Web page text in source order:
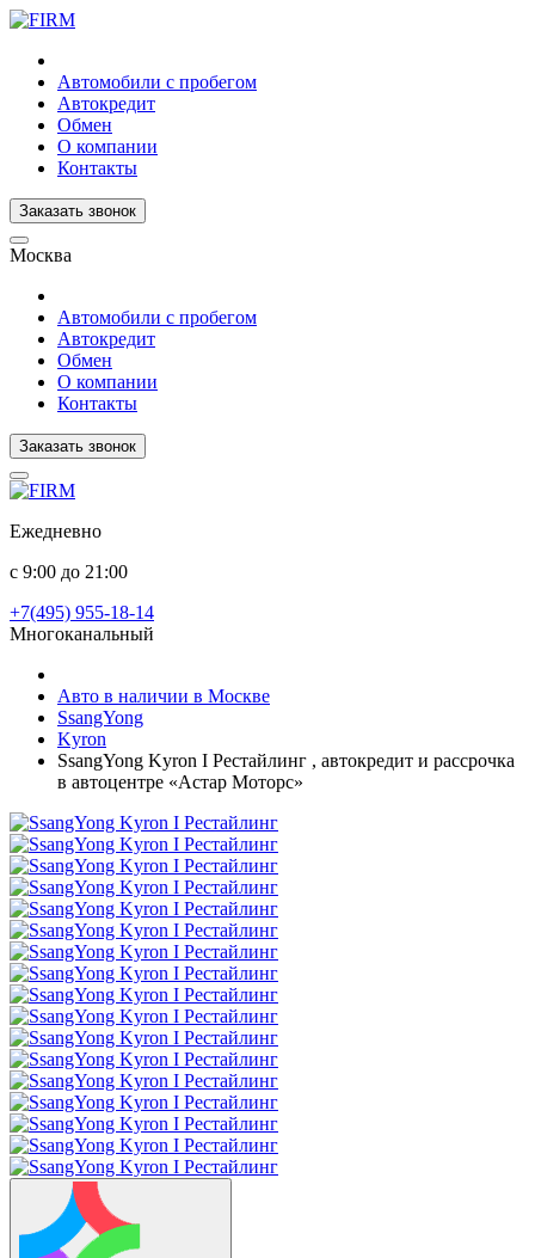
Автомобили с пробегом
Автокредит
Обмен
О компании
Контакты
Заказать звонок
Москва
Автомобили с пробегом
Автокредит
Обмен
О компании
Контакты
Заказать звонок
Ежедневно
с 9:00 до 21:00
+7(495) 955-18-14
Многоканальный
Авто в наличии в Москве
SsangYong
Kyron
SsangYong Kyron I Рестайлинг , автокредит и рассрочка
в автоцентре «Астар Моторс»